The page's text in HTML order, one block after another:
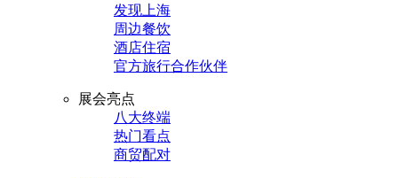
发现上海
周边餐饮
酒店住宿
官方旅行合作伙伴
展会亮点
八大终端
热门看点
商贸配对